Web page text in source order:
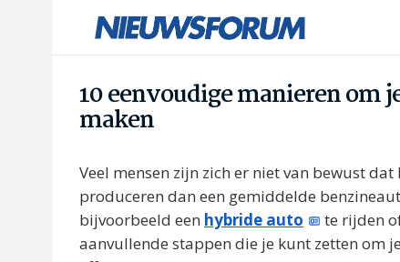
10 eenvoudige manieren
maken
Veel mensen zijn zich er niet van bewust
produceren dan een gemiddelde
bijvoorbeeld een hybride auto
te rijden
aanvullende stappen die je kunt zetten om